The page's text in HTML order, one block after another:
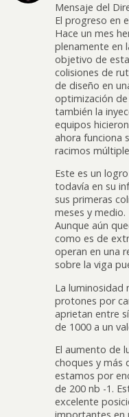
Mensaje del
El progreso en
Hace un mes
plenamente en
objetivo de
colisiones de
de diseño en
optimización
también la
equipos
ahora funciona
racimos
Este es un
todavía en su
sus primeras
meses y medio.
Aunque aún
como es de
operan en una
sobre la viga
La luminosidad
protones por
aprietan entre
de 1000 a un
El aumento de
choques y más
estamos por
de 200 nb -1.
excelente